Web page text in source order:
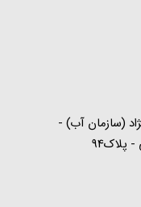
(سازمان آب) -